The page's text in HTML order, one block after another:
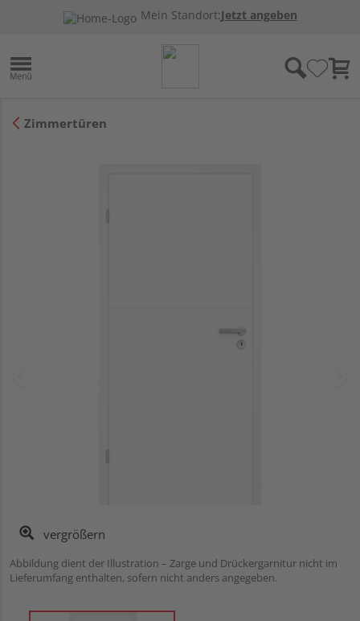
Mein Standort:Jetzt angeben
Zimmertüren
vergrößern
Abbildung dient der Illustration – Zarge und Drückergarnitur nicht im
Lieferumfang enthalten, sofern nicht anders angegeben.